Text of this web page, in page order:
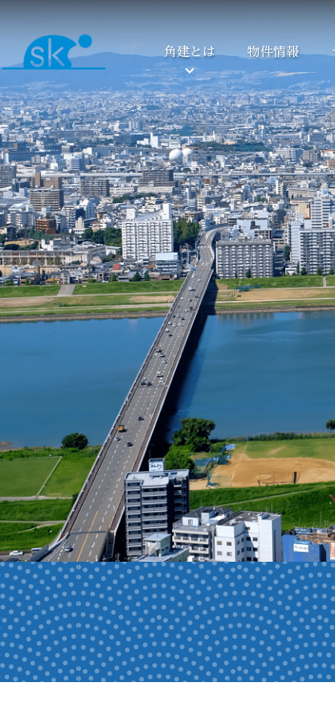
角建とは 物件情報